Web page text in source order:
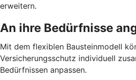
erweitern.
An ihre Bedürfnisse
Mit dem flexiblen Bausteinmodell
Versicherungsschutz individuell
Bedürfnissen anpassen.